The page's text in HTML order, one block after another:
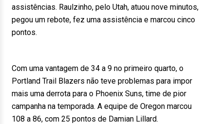
assistências. Raulzinho, pelo Utah, atuou nove minutos,
pegou um rebote, fez uma assistência e marcou cinco
pontos.
Com uma vantagem de 34 a 9 no primeiro quarto, o
Portland Trail Blazers não teve problemas para impor
mais uma derrota para o Phoenix Suns, time de pior
campanha na temporada. A equipe de Oregon marcou
108 a 86, com 25 pontos de Damian Lillard.